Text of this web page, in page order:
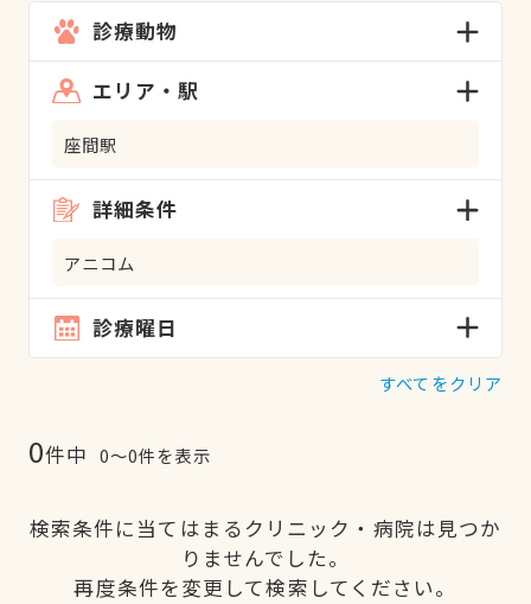
診療動物
エリア・駅
座間駅
詳細条件
アニコム
診療曜日
すべてをクリア
0件中 0〜0件を表示
検索条件に当てはまるクリニック・病院は見つか
りませんでした。
再度条件を変更して検索してください。